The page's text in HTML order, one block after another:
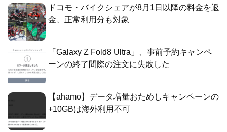
ドコモ・バイクシェアが8月1日以降の料金を返
金、正常利用分も対象
「Galaxy Z Fold8 Ultra」、事前予約キャンペ
ーンの終了間際の注文に失敗した
【ahamo】データ増量おためしキャンペーンの
+10GBは海外利用不可